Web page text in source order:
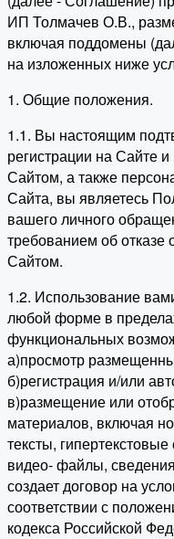
ИП Толмачев О.В.,
включая поддомены
на изложенных ниже
1. Общие положения.
1.1. Вы настоящим
регистрации на Сайте
Сайтом, а также
Сайта, вы являетесь
вашего личного
требованием об
Сайтом.
1.2. Использование
любой форме в
функциональных
а)просмотр
б)регистрация и/или
в)размещение или
материалов, включая
тексты,
видео- файлы,
создает договор на
соответствии с
кодекса Российской